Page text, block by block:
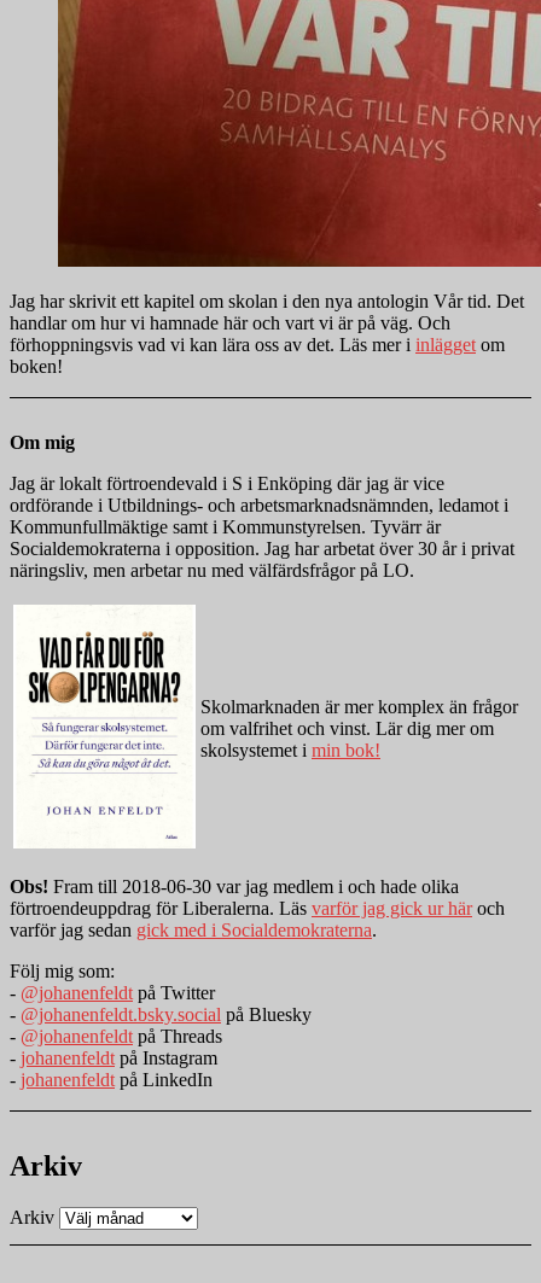
Jag har skrivit ett kapitel om skolan i den nya antologin Vår tid. Det
handlar om hur vi hamnade här och vart vi är på väg. Och
förhoppningsvis vad vi kan lära oss av det. Läs mer i inläggetom
boken!
Om mig
Jag är lokalt förtroendevald i S i Enköping där jag är vice
ordförande i Utbildnings- och arbetsmarknadsnämnden, ledamot i
Kommunfullmäktige samt i Kommunstyrelsen. Tyvärr är
Socialdemokraterna i opposition. Jag har arbetat över 30 år i privat
näringsliv, men arbetar nu med välfärdsfrågor på LO.
Skolmarknaden är mer komplex än frågor
om valfrihet och vinst. Lär dig mer om
skolsystemet i min bok!
Obs! Fram till 2018-06-30 var jag medlem i och hade olika
förtroendeuppdrag för Liberalerna. Läs varför jag gick ur häroch
varför jag sedan gick med i Socialdemokraterna.
Följ mig som:
- @johanenfeldtpå Twitter
- @johanenfeldt.bsky.social på Bluesky
- @johanenfeldtpå Threads
- johanenfeldtpå Instagram
- johanenfeldtpå LinkedIn
Arkiv
Arkiv